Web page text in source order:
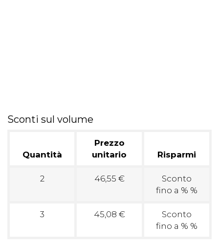
Sconti sul volume
Quantità
Prezzo
unitario
Risparmi
2 46,55 €
Sconto
fino a % %
3 45,08 €
Sconto
fino a % %